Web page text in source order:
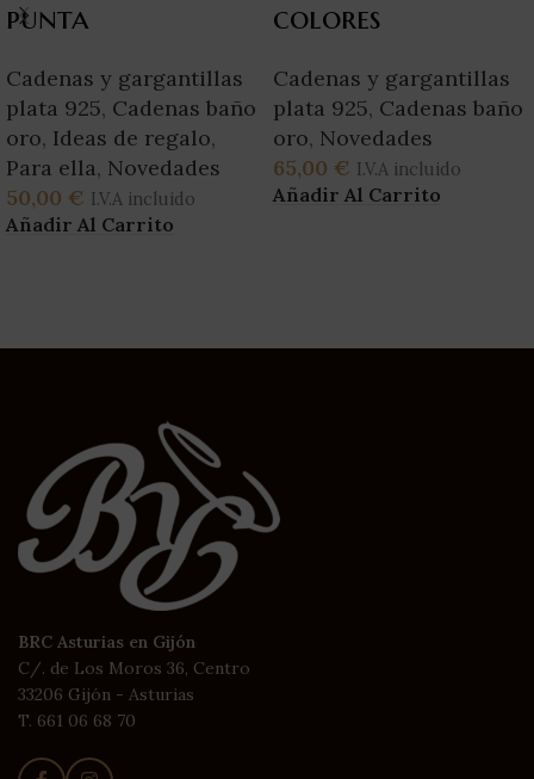
punta
Cadenas y gargantillas
plata 925, Cadenas baño
oro, Ideas de regalo,
Para ella, Novedades
50,00 € I.V.A incluido
Añadir Al Carrito
colores
Cadenas y gargantillas
plata 925, Cadenas baño
oro, Novedades
65,00 € I.V.A incluido
Añadir Al Carrito
BRC Asturias en Gijón
C/. de Los Moros 36, Centro
33206 Gijón - Asturias
T. 661 06 68 70